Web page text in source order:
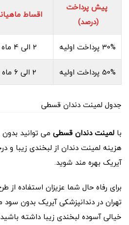
پیش پرداخت
(درصد)
اقساط
30% پرداخت اولیه 2 الی 4 ماه
50% پرداخت اولیه
2 الی 6 ماه
جدول لمینت دندان قسطی
با لمینت دندان قسطی می توانید
هزینه لمینت دندان از لبخندی زیبا و
آیریک بهره مند شوید.
برای رفاه حال شما عزیزان استفاده
تهران در دندانپزشکی آیریک بدون
خیالی آسوده لبخندی زیبا داشته